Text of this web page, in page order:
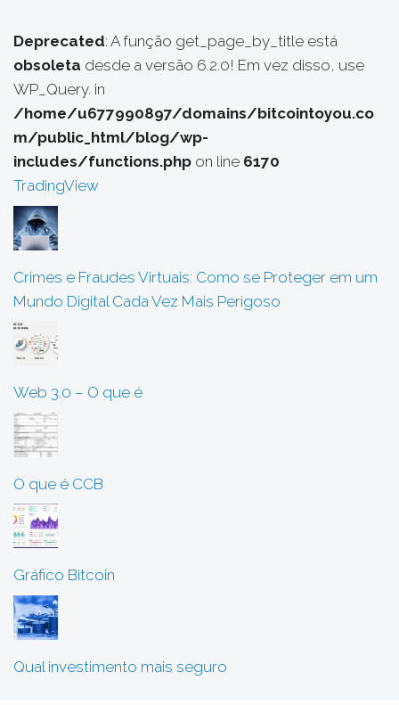
Deprecated: A função get_page_by_title está
obsoleta desde a versão 6.2.0! Em vez disso, use
WP_Query. in
/home/u677990897/domains/bitcointoyou.co
m/public_html/blog/wp-
includes/functions.php on line 6170
TradingView
Crimes e Fraudes Virtuais: Como se Proteger em um
Mundo Digital Cada Vez Mais Perigoso
Web 3.0 – O que é
O que é CCB
Gráfico Bitcoin
Qual investimento mais seguro